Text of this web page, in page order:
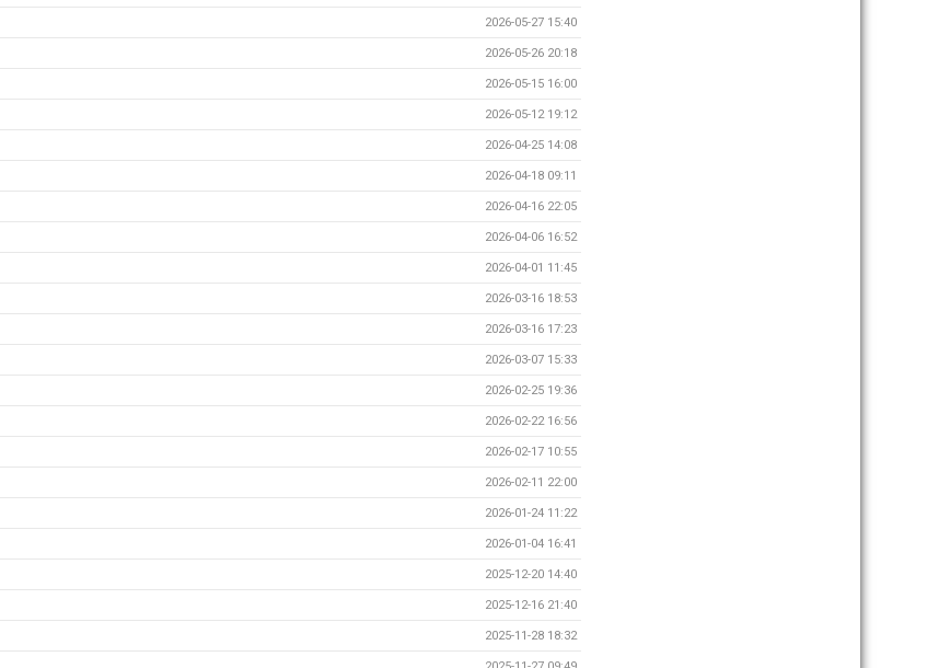
2026-05-27 15:40
2026-05-26 20:18
2026-05-15 16:00
2026-05-12 19:12
2026-04-25 14:08
2026-04-18 09:11
2026-04-16 22:05
2026-04-06 16:52
2026-04-01 11:45
2026-03-16 18:53
2026-03-16 17:23
2026-03-07 15:33
2026-02-25 19:36
2026-02-22 16:56
2026-02-17 10:55
2026-02-11 22:00
2026-01-24 11:22
2026-01-04 16:41
2025-12-20 14:40
2025-12-16 21:40
2025-11-28 18:32